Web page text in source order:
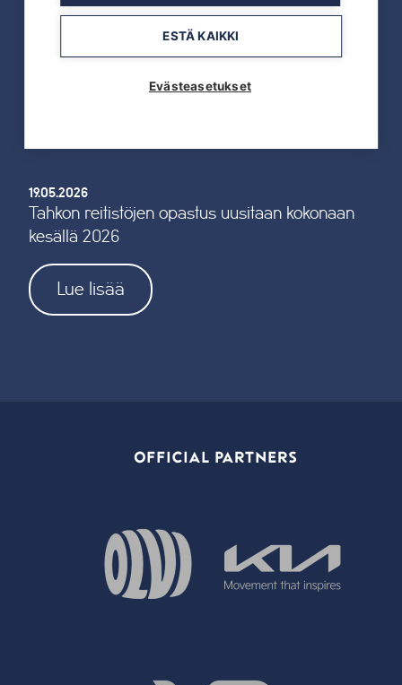
19.05.2026
Tahkon reitistöjen opastus uusitaan kokonaan
kesällä 2026
Lue lisää
OFFICIAL PARTNERS
ESTÄ KAIKKI
Evästeasetukset